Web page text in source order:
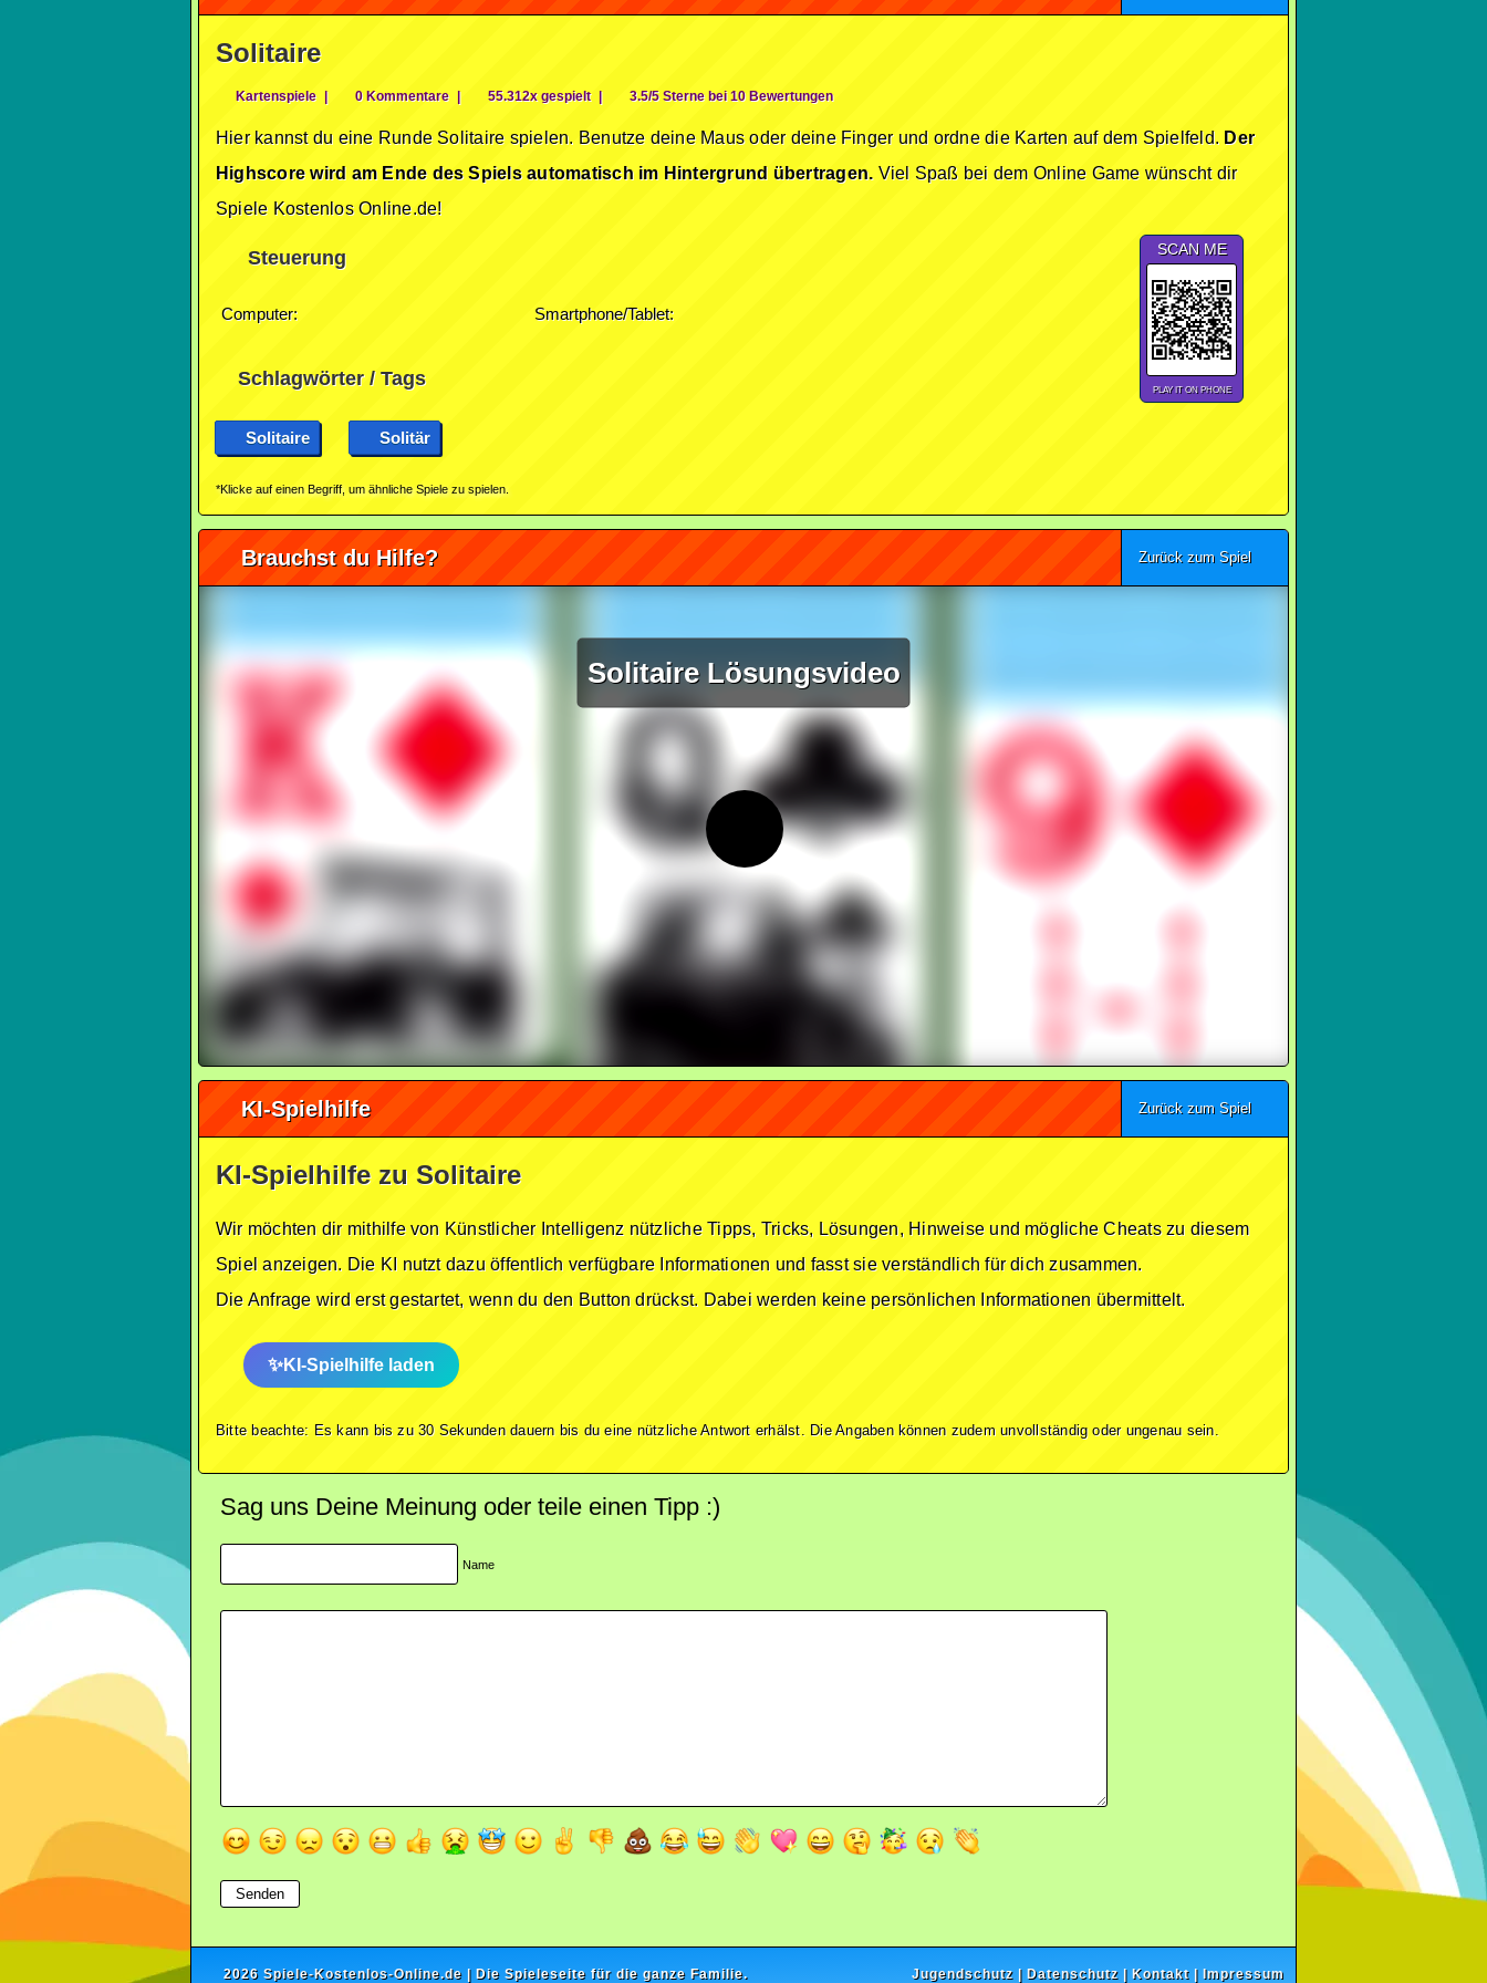
Solitaire
Kartenspiele | 0 Kommentare | 55.312x gespielt | 3.5/5 Sterne bei 10 Bewertungen
Hier kannst du eine Runde Solitaire spielen. Benutze deine Maus oder deine Finger und ordne die Karten auf dem Spielfeld. Der
Highscore wird am Ende des Spiels automatisch im Hintergrund übertragen. Viel Spaß bei dem Online Game wünscht dir
Spiele Kostenlos Online.de!
Steuerung
Computer: Smartphone/Tablet:
SCAN ME
PLAY IT ON PHONE
Schlagwörter / Tags
Solitaire Solitär
*Klicke auf einen Begriff, um ähnliche Spiele zu spielen.
Brauchst du Hilfe? Zurück zum Spiel
Solitaire Lösungsvideo
KI-Spielhilfe Zurück zum Spiel
KI-Spielhilfe zu Solitaire
Wir möchten dir mithilfe von Künstlicher Intelligenz nützliche Tipps, Tricks, Lösungen, Hinweise und mögliche Cheats zu diesem
Spiel anzeigen. Die KI nutzt dazu öffentlich verfügbare Informationen und fasst sie verständlich für dich zusammen.
Die Anfrage wird erst gestartet, wenn du den Button drückst. Dabei werden keine persönlichen Informationen übermittelt.
KI-Spielhilfe laden
Bitte beachte: Es kann bis zu 30 Sekunden dauern bis du eine nützliche Antwort erhälst. Die Angaben können zudem unvollständig oder ungenau sein.
Sag uns Deine Meinung oder teile einen Tipp :)
Name
2026 Spiele-Kostenlos-Online.de | Die Spieleseite für die ganze Familie. Jugendschutz | Datenschutz | Kontakt | Impressum